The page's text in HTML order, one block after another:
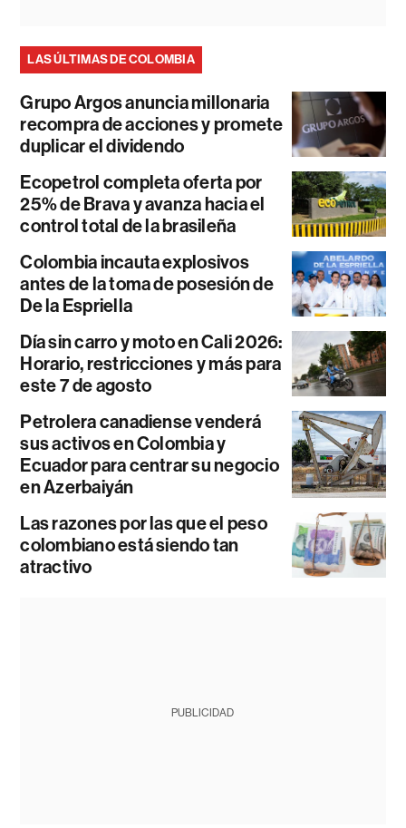
LAS ÚLTIMAS DE COLOMBIA
Grupo Argos anuncia millonaria
recompra de acciones y promete
duplicar el dividendo
Ecopetrol completa oferta por
25% de Brava y avanza hacia el
control total de la brasileña
Colombia incauta explosivos
antes de la toma de posesión de
De la Espriella
Día sin carro y moto en Cali 2026:
Horario, restricciones y más para
este 7 de agosto
Petrolera canadiense venderá
sus activos en Colombia y
Ecuador para centrar su negocio
en Azerbaiyán
Las razones por las que el peso
colombiano está siendo tan
atractivo
PUBLICIDAD